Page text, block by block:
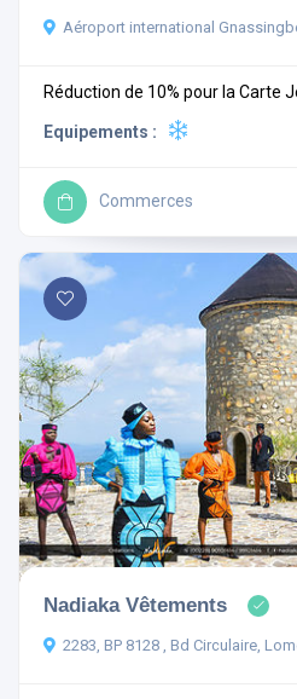
Aéroport international
Réduction de 10% pour la Carte
Equipements :
Commerces
Nadiaka Vêtements
2283, BP 8128 , Bd Circulaire,